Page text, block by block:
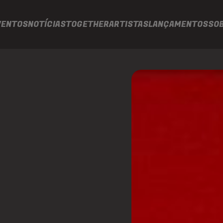
NOTÍCIASTOGETHERARTISTASLANÇAMENTOS